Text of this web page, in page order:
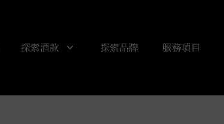
探索酒款 探索品牌 服務項目